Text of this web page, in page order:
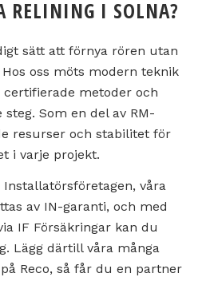
RELINING I SOLNA?
sätt att förnya rören utan
oss möts modern teknik
metoder och
Som en del av RM-
resurser och stabilitet för
i varje projekt.
våra
av IN-garanti, och med
IF Försäkringar kan du
Lägg därtill våra många
Reco, så får du en partner